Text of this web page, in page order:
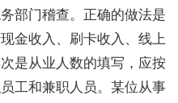
部门稽查。正确的做法是
金收入、刷卡收入、线上
是从业人数的填写，应按
工和兼职人员。某位从事